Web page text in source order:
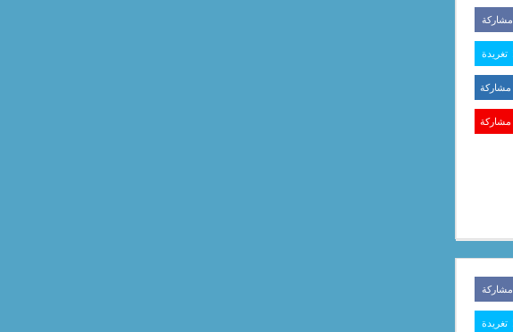
مشاركة
تغريدة
مشاركة
مشاركة
مشاركة
تغريدة